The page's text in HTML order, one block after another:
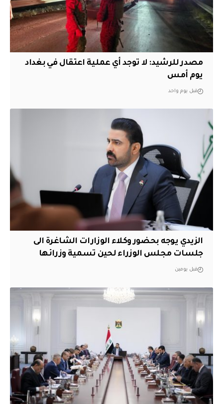
مصدر للرشيد: لا توجد أي عملية اعتقال في بغداد
يوم أمس
قبل يوم واحد
الزيدي يوجه بحضور وكلاء الوزارات الشاغرة الى
جلسات مجلس الوزراء لحين تسمية وزرائها
قبل يومين